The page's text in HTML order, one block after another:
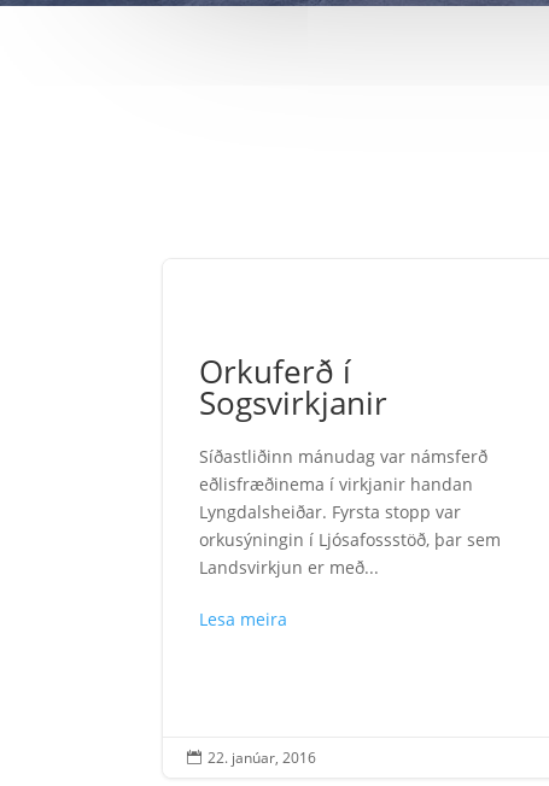
Orkuferð í
Sogsvirkjanir
Síðastliðinn mánudag var námsferð
eðlisfræðinema í virkjanir handan
Lyngdalsheiðar. Fyrsta stopp var
orkusýningin í Ljósafossstöð, þar sem
Landsvirkjun er með...
Lesa meira
 22. janúar, 2016